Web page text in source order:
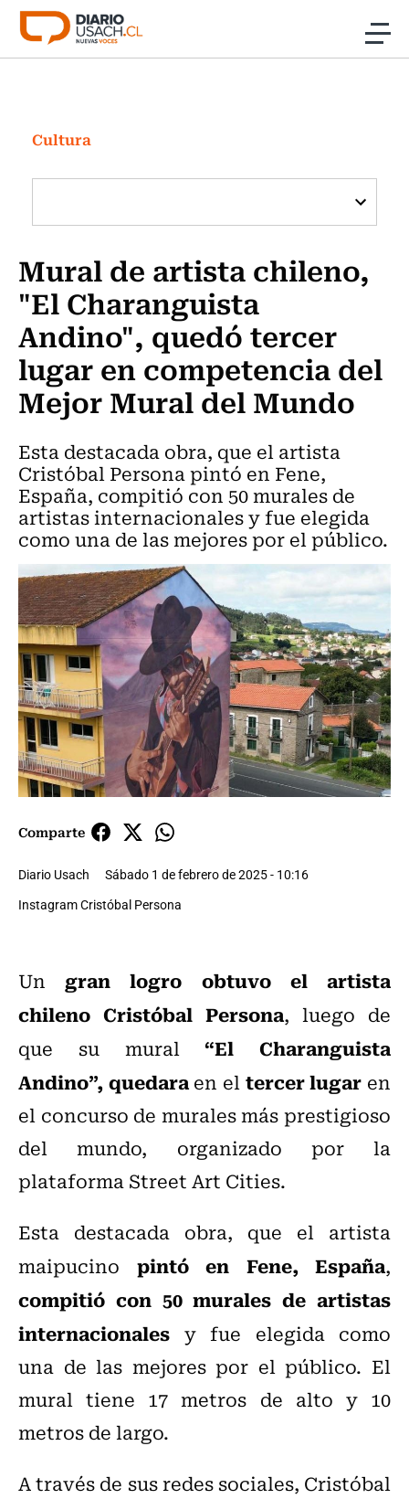
Click acá para ir directamente al contenido
Investigación
Cultura
Programas Radio y TV Usach
Cultura
Mural de artista chileno,
"El Charanguista
Andino", quedó tercer
lugar en competencia del
Mejor Mural del Mundo
Esta destacada obra, que el artista
Cristóbal Persona pintó en Fene,
España, compitió con 50 murales de
artistas internacionales y fue elegida
como una de las mejores por el público.
Comparte
Diario Usach
Sábado 1 de febrero de 2025 - 10:16
Instagram Cristóbal Persona
Un gran logro obtuvo el artista
chileno Cristóbal Persona, luego de
que su mural“El Charanguista
Andino”, quedaraen eltercer lugar en
el concurso de murales más prestigioso
del mundo, organizado por la
plataforma Street Art Cities.
Esta destacada obra, que el artista
maipucino pintó en Fene, España,
compitió con 50 murales de artistas
internacionales y fue elegida como
una de las mejores por el público. El
mural tiene 17 metros de alto y 10
metros de largo.
A través de sus redes sociales, Cristóbal